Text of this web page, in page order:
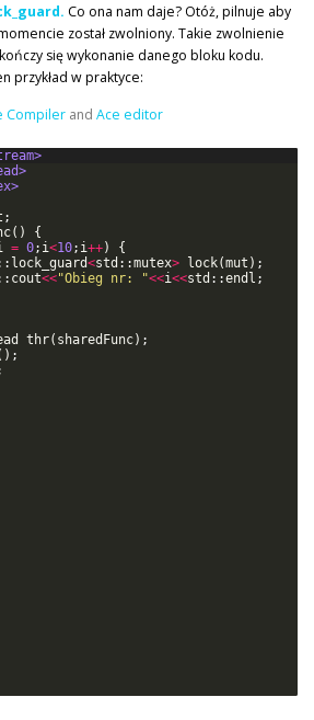
Co ona nam daje? Otóż, pilnuje aby
został zwolniony. Takie zwolnienie
się wykonanie danego bloku kodu.
przykład w praktyce:
Compiler and Ace editor
;
( )
{
= 0; i<10; i++)
{
lock_guard<std ::mutex> lock(mut ) ;
cout<<"Obieg nr: "<<i<<std ::endl ;
thr( sharedFunc) ;
) ;